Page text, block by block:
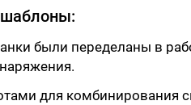
были переделаны в
для комбинирования